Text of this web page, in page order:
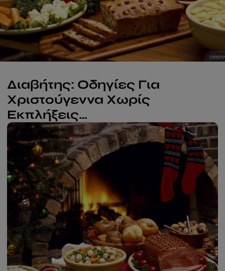
Διαβήτης: Οδηγίες Για
Χριστούγεννα Χωρίς
Εκπλήξεις…